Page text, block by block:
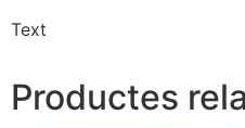
Text
Productes